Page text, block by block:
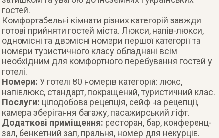
гостей.
Комфортабельнi кiмнати рiзних категорiй завжди
готовi прийняти гостей мiста. Люкси, напiв-люкси,
одномiснi та двомiснi номери першої категорiї та
номери туристичного класу обладнанi всiм
необхiдним для комфортного перебування гостей у
готелi.
Номери:У готелі 80 номерів категорій: люкс,
напівлюкс, стандарт, покращений, туристичний клас.
Послуги: цілодобова рецепція, сейф на рецепції,
камера зберігання багажу, пасажирський ліфт.
Додаткові приміщення: ресторан, бар, конференц-
зал, бенкетний зал, пральня, номер для некурців.